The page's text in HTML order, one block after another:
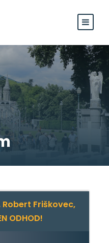
Friškovec,
ODHOD!